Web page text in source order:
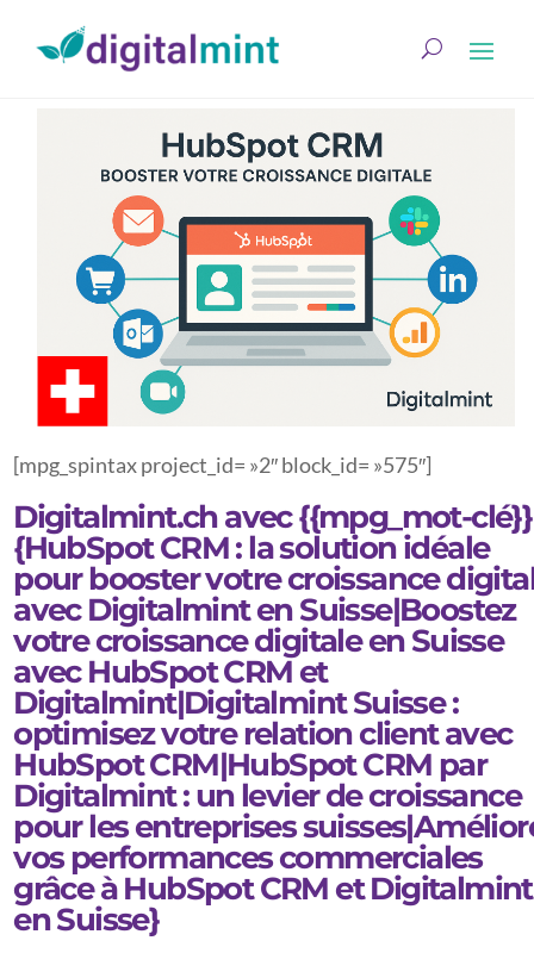
[mpg_spintax project_id= »2″ block_id= »575″]
Digitalmint.ch avec {{mpg_mot-clé}}
{HubSpot CRM : la solution idéale
pour booster votre croissance
avec Digitalmint en Suisse|Boostez
votre croissance digitale en Suisse
avec HubSpot CRM et
Digitalmint|Digitalmint Suisse :
optimisez votre relation client avec
HubSpot CRM|HubSpot CRM par
Digitalmint : un levier de croissance
pour les entreprises
vos performances commerciales
grâce à HubSpot CRM et Digitalmint
en Suisse}